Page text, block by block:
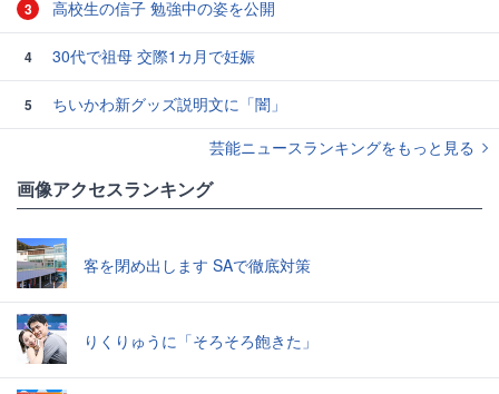
3 高校生の信子 勉強中の姿を公開
4 30代で祖母 交際1カ月で妊娠
5
ちいかわ新グッズ説明文に「闇」
芸能ニュースランキングをもっと見る
画像アクセスランキング
客を閉め出します SAで徹底対策
りくりゅうに「そろそろ飽きた」